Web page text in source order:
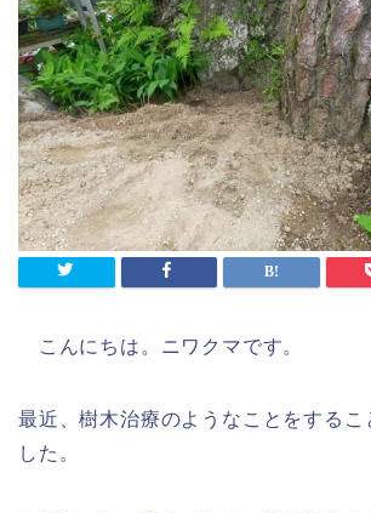
こんにちは。ニワクマです。
最近、樹木治療のようなことをするこ
した。